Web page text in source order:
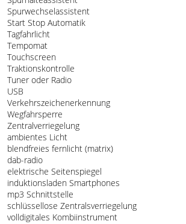
Spurwechselassistent
Start Stop Automatik
Tagfahrlicht
Tempomat
Touchscreen
Traktionskontrolle
Tuner oder Radio
USB
Verkehrszeichenerkennung
Wegfahrsperre
Zentralverriegelung
ambientes Licht
blendfreies fernlicht (matrix)
dab-radio
elektrische Seitenspiegel
induktionsladen Smartphones
mp3 Schnittstelle
schlüssellose Zentralsverriegelung
volldigitales Kombiinstrument